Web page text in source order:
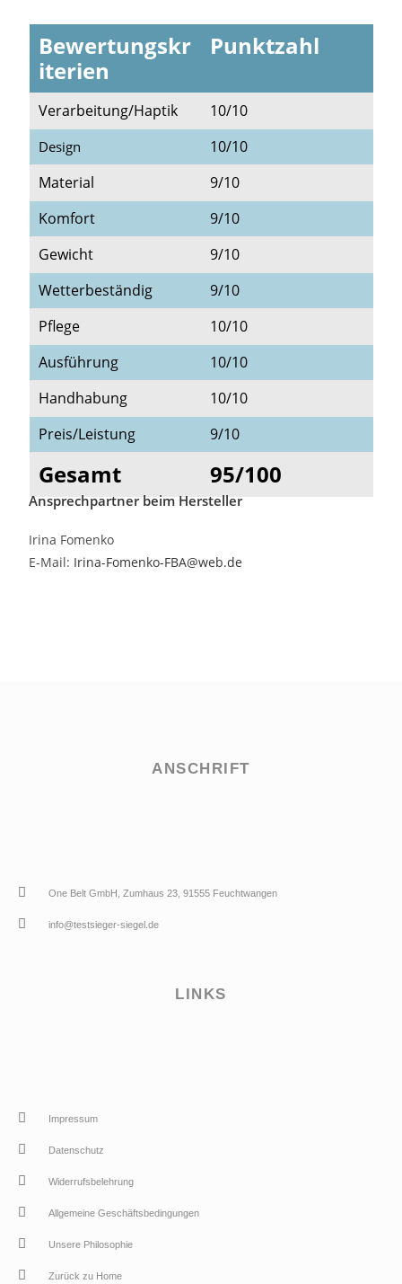
Bewertungskr
iterien
Punktzahl
Verarbeitung/Haptik 10/10
Design
10/10
Material
9/10
Komfort
9/10
Gewicht
9/10
Wetterbeständig
9/10
Pflege
10/10
Ausführung
10/10
Handhabung
10/10
Preis/Leistung
9/10
Gesamt 95/100
Ansprechpartner beim Hersteller
Irina Fomenko
E-Mail: Irina-Fomenko-FBA@web.de
ANSCHRIFT
One Belt GmbH, Zumhaus 23, 91555 Feuchtwangen
info@testsieger-siegel.de
LINKS
Impressum
Datenschutz
Widerrufsbelehrung
Allgemeine Geschäftsbedingungen
Unsere Philosophie
Zurück zu Home